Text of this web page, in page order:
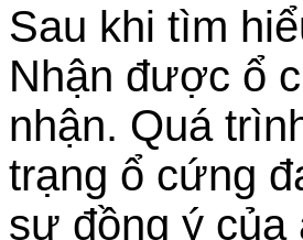
Sau khi tìm
Nhận được ổ
nhận. Quá
trạng ổ cứng
sự đồng ý của